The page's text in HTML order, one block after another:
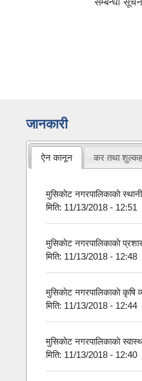
जानकारी
ऐन कानून कर तथा
मुसिकाेट नगरपालिकाकाे
मिति: 11/13/2018 - 12:51
मुसिकाेट नगरपालिकाकाे
मिति: 11/13/2018 - 12:48
मुसिकाेट नगरपालिकाकाे
मिति: 11/13/2018 - 12:44
मुसिकाेट नगरपालिकाकाे
मिति: 11/13/2018 - 12:40